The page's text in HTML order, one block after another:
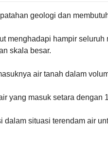
geologi dan
menghadapi hampir
skala besar.
air tanah dalam
yang masuk setara dengan
dalam situasi terendam air